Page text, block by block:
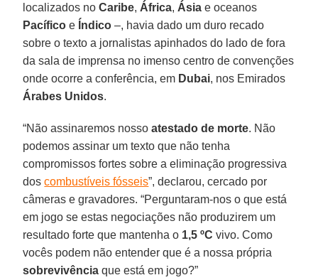
localizados noCaribe, África, Ásia e oceanos
Pacífico e Índico –, havia dado um duro recado
sobre o texto a jornalistas apinhados do lado de fora
da sala de imprensa no imenso centro de convenções
onde ocorre a conferência, em Dubai, nos Emirados
Árabes Unidos.
“Não assinaremos nossoatestado de morte. Não
podemos assinar um texto que não tenha
compromissos fortes sobre a eliminação progressiva
doscombustíveis fósseis”, declarou, cercado por
câmeras e gravadores. “Perguntaram-nos o que está
em jogo se estas negociações não produzirem um
resultado forte que mantenha o 1,5 ºC vivo. Como
vocês podem não entender que é a nossa própria
sobrevivência que está em jogo?”